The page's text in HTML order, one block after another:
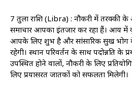
7 तुला राशि (Libra) : नौकरी में तरक्की
समाचार आपका इंतजार कर रहा हैं। आय में
आपके लिए शुभ है और सांसारिक सुख भोग
रहेगी। स्थान परिवर्तन के साथ पदोन्नति के
उपस्थित होने वालों, नौकरी के लिए
लिए प्रयासरत जातकों को सफलता मिलेगी।